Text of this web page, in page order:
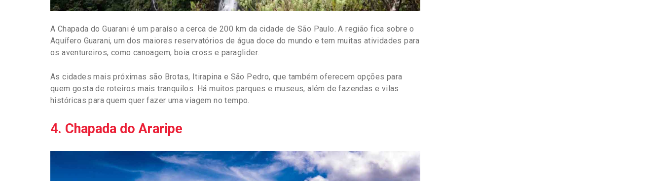
A Chapada do Guarani é um paraíso a cerca de 200 km da cidade de São Paulo. A região fica sobre o
Aquífero Guarani, um dos maiores reservatórios de água doce do mundo e tem muitas atividades para
os aventureiros, como canoagem, boia cross e paraglider.
As cidades mais próximas são Brotas, Itirapina e São Pedro, que também oferecem opções para
quem gosta de roteiros mais tranquilos. Há muitos parques e museus, além de fazendas e vilas
históricas para quem quer fazer uma viagem no tempo.
4. Chapada do Araripe